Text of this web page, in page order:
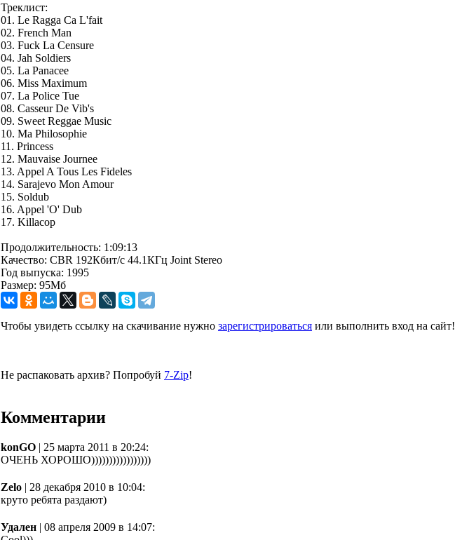
Треклист:
01. Le Ragga Ca L'fait
02. French Man
03. Fuck La Censure
04. Jah Soldiers
05. La Panacee
06. Miss Maximum
07. La Police Tue
08. Casseur De Vib's
09. Sweet Reggae Music
10. Ma Philosophie
11. Princess
12. Mauvaise Journee
13. Appel A Tous Les Fideles
14. Sarajevo Mon Amour
15. Soldub
16. Appel 'O' Dub
17. Killacop
Продолжительность: 1:09:13
Качество: CBR 192Кбит/с 44.1КГц Joint Stereo
Год выпуска: 1995
Размер: 95Мб
Чтобы увидеть ссылку на скачивание нужно зарегистрироваться или выполнить вход на сайт!
Не распаковать архив? Попробуй 7-Zip!
Комментарии
konGO | 25 марта 2011 в 20:24:
ОЧЕНЬ ХОРОШО)))))))))))))))))
Zelo | 28 декабря 2010 в 10:04:
круто ребята раздают)
Удален | 08 апреля 2009 в 14:07: